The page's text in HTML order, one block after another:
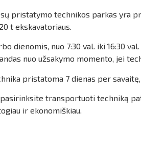
pristatymo technikos parkas yra
t ekskavatoriaus.
dienomis, nuo 7:30 val. iki 16:30
nuo užsakymo momento, jei
pristatoma 7 dienas per
pasirinksite transportuoti techniką
ir ekonomiškiau.